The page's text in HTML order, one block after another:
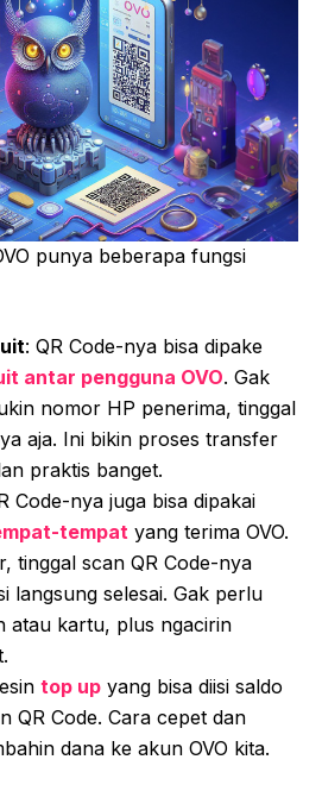
punya beberapa fungsi
: QR Code-nya bisa dipake
antar pengguna OVO. Gak
nomor HP penerima, tinggal
aja. Ini bikin proses transfer
praktis banget.
Code-nya juga bisa dipakai
tempat yang terima OVO.
tinggal scan QR Code-nya
langsung selesai. Gak perlu
atau kartu, plus ngacirin
top up yang bisa diisi saldo
QR Code. Cara cepet dan
dana ke akun OVO kita.